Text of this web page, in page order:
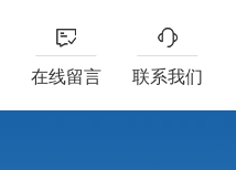
在线留言 联系我们